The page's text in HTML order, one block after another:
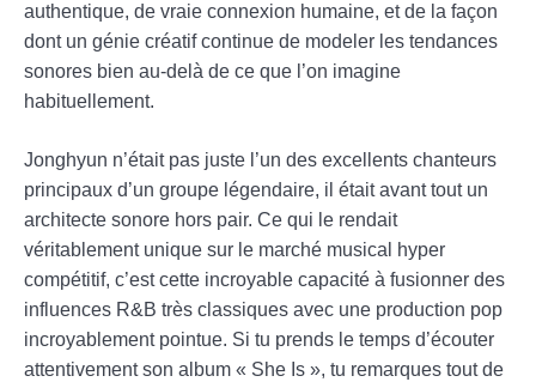
authentique, de vraie connexion humaine, et de la façon
dont un génie créatif continue de modeler les tendances
sonores bien au-delà de ce que l’on imagine
habituellement.
Jonghyun n’était pas juste l’un des excellents chanteurs
principaux d’un groupe légendaire, il était avant tout un
architecte sonore hors pair. Ce qui le rendait
véritablement unique sur le marché musical hyper
compétitif, c’est cette incroyable capacité à fusionner des
influences R&B très classiques avec une production pop
incroyablement pointue. Si tu prends le temps d’écouter
attentivement son album « She Is », tu remarques tout de